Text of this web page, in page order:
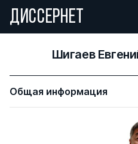
ДИССЕРНЕТ
Шигаев
Общая информация